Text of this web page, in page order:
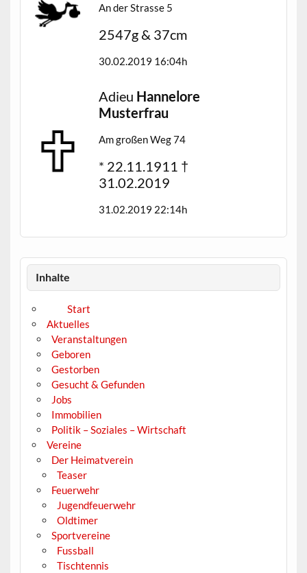
An der Strasse 5
2547g & 37cm
30.02.2019 16:04h
Adieu Hannelore
Musterfrau
Am großen Weg 74
* 22.11.1911 †
31.02.2019
31.02.2019 22:14h
Inhalte
Start
Aktuelles
Veranstaltungen
Geboren
Gestorben
Gesucht & Gefunden
Jobs
Immobilien
Politik – Soziales – Wirtschaft
Vereine
Der Heimatverein
Teaser
Feuerwehr
Jugendfeuerwehr
Oldtimer
Sportvereine
Fussball
Tischtennis